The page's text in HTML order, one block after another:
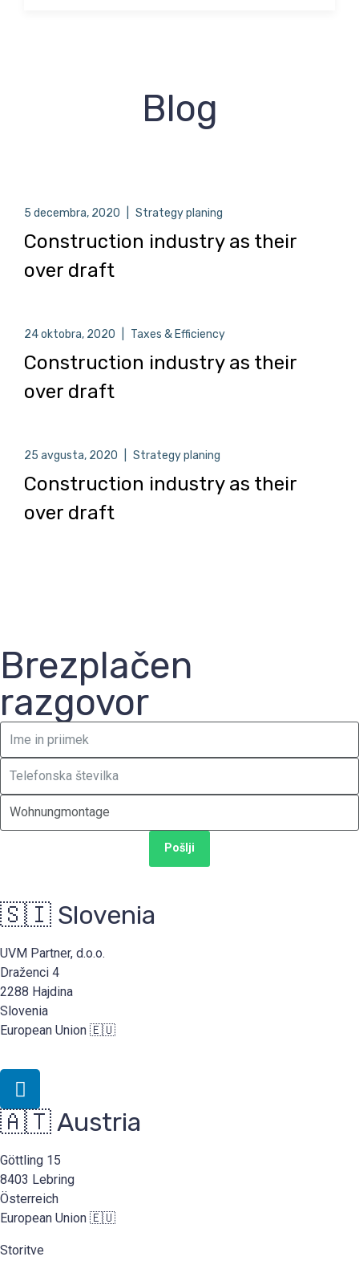
Blog
5 decembra, 2020 Strategy planing
Construction industry as their
over draft
24 oktobra, 2020 Taxes & Efficiency
Construction industry as their
over draft
25 avgusta, 2020 Strategy planing
Construction industry as their
over draft
Brezplačen
razgovor
Pošlji
🇸🇮 Slovenia
UVM Partner, d.o.o.
Draženci 4
2288 Hajdina
Slovenia
European Union 🇪🇺
🇦🇹 Austria
Göttling 15
8403 Lebring
Österreich
European Union 🇪🇺
Storitve